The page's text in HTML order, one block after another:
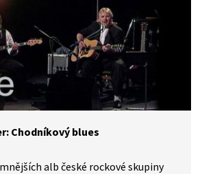
Chodníkový blues
alb české rockové skupiny